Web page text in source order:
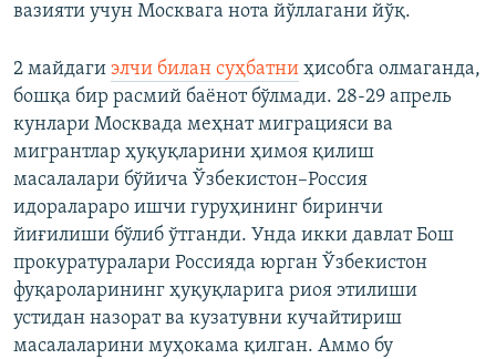
вазияти учун Москвага нота йўллагани йўқ.
2 майдаги элчи билан суҳбатни ҳисобга олмаганда,
бошқа бир расмий баёнот бўлмади. 28-29 апрель
кунлари Москвада меҳнат миграцияси ва
мигрантлар ҳуқуқларини ҳимоя қилиш
масалалари бўйича Ўзбекистон–Россия
идоралараро ишчи гуруҳининг биринчи
йиғилиши бўлиб ўтганди. Унда икки давлат Бош
прокуратуралари Россияда юрган Ўзбекистон
фуқароларининг ҳуқуқларига риоя этилиши
устидан назорат ва кузатувни кучайтириш
масалаларини муҳокама қилган. Аммо бу